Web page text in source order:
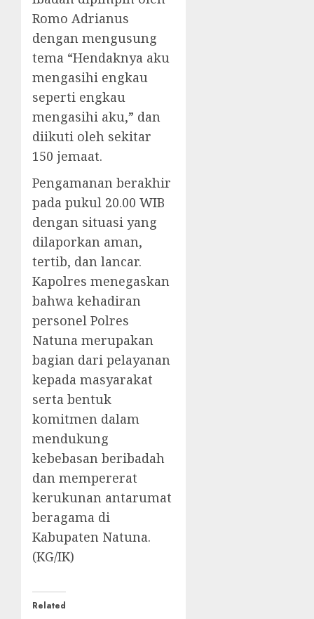
Romo Adrianus
dengan mengusung
tema “Hendaknya aku
mengasihi engkau
seperti engkau
mengasihi aku,” dan
diikuti oleh sekitar
150 jemaat.
Pengamanan berakhir
pada pukul 20.00 WIB
dengan situasi yang
dilaporkan aman,
tertib, dan lancar.
Kapolres menegaskan
bahwa kehadiran
personel Polres
Natuna merupakan
bagian dari pelayanan
kepada masyarakat
serta bentuk
komitmen dalam
mendukung
kebebasan beribadah
dan mempererat
kerukunan antarumat
beragama di
Kabupaten Natuna.
(KG/IK)
Related